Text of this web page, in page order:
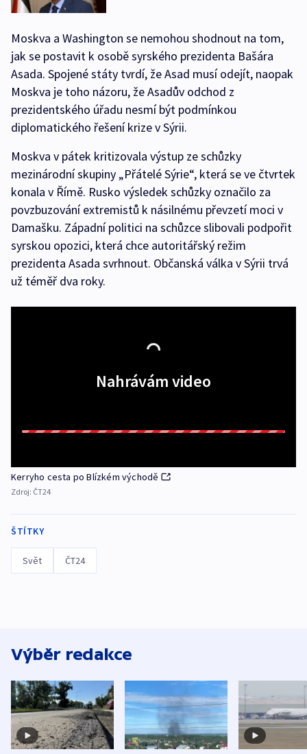
Moskva a Washington se nemohou shodnout na tom,
jak se postavit k osobě syrského prezidenta Bašára
Asada. Spojené státy tvrdí, že Asad musí odejít, naopak
Moskva je toho názoru, že Asadův odchod z
prezidentského úřadu nesmí být podmínkou
diplomatického řešení krize v Sýrii.
Moskva v pátek kritizovala výstup ze schůzky
mezinárodní skupiny „Přátelé Sýrie“, která se ve čtvrtek
konala v Římě. Rusko výsledek schůzky označilo za
povzbuzování extremistů k násilnému převzetí moci v
Damašku. Západní politici na schůzce slibovali podpořit
syrskou opozici, která chce autoritářský režim
prezidenta Asada svrhnout. Občanská válka v Sýrii trvá
už téměř dva roky.
Nahrávám video
Kerryho cesta po Blízkém východě
Zdroj: ČT24
ŠTÍTKY
Svět ČT24
Výběr redakce